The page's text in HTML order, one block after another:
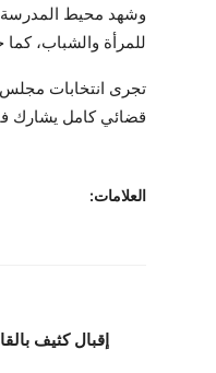
وشهد محيط المدرسة
للمرأة والشباب،
قضائي كامل يشارك فيه نحو 9500 قاضٍ من هيئتي قضايا الدولة
العلامات:
إقبال كثيف